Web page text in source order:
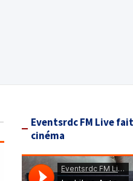
Eventsrdc FM Live
cinéma